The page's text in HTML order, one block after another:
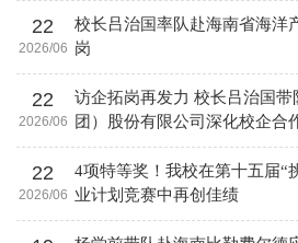
22
2026/06
校长吕治国率队赴海南省海洋
岗
22
2026/06
访企拓岗再发力 校长吕治国
团）股份有限公司深化校企合
22
2026/06
4项特等奖！我校在第十五届“
业计划竞赛中再创佳绩